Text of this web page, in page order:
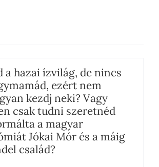
a hazai ízvilág, de nincs
ezért nem
kezdj neki? Vagy
csak tudni szeretnéd
a magyar
Jókai Mór és a máig
család?